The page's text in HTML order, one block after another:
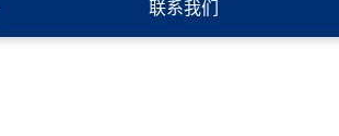
联系我们